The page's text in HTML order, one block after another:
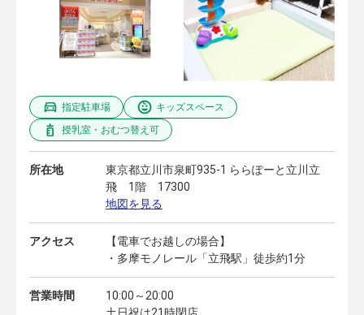
指定駐車場
キッズスペース
授乳室・おむつ替え可
所在地
東京都立川市泉町935-1 ららぽーと立川立
飛 1階 17300
地図を見る
アクセス
【電車でお越しの場合】
・多摩モノレール「立飛駅」徒歩約1分
営業時間
10:00～20:00